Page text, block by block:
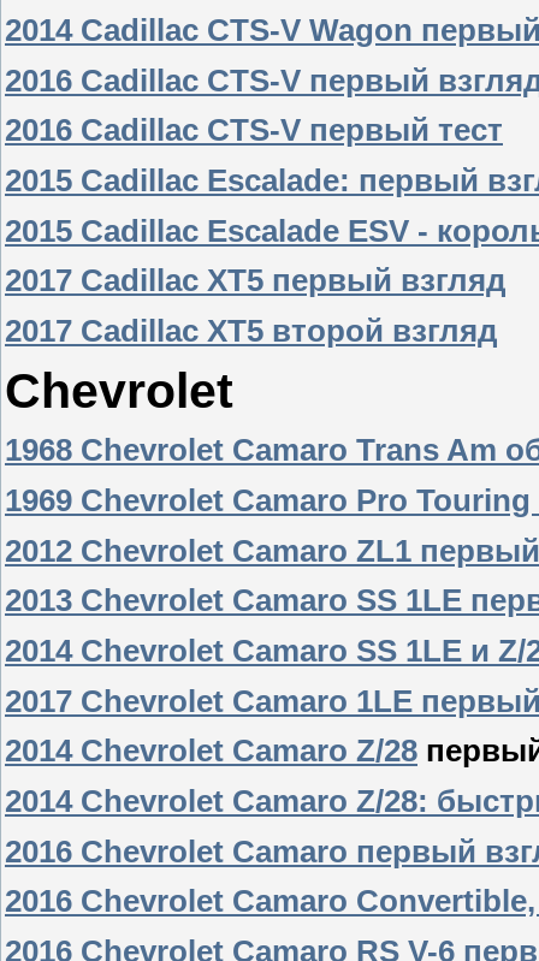
2014 Cadillac CTS-V Wagon
2016 Cadillac CTS-V первый
2016 Cadillac CTS-V первый тест
2015 Cadillac Escalade: первый
2015 Cadillac Escalade ESV -
2017 Cadillac XT5 первый взгляд
2017 Cadillac XT5 второй взгляд
Chevrolet
1968 Chevrolet Camaro Trans Am
1969 Chevrolet Camaro Pro
2012 Chevrolet Camaro ZL1
2013 Chevrolet Camaro SS 1LE
2014 Chevrolet Camaro SS 1LE и
2017 Chevrolet Camaro 1LE
2014 Chevrolet Camaro Z/28
2014 Chevrolet Camaro Z/28:
2016 Chevrolet Camaro первый
2016 Chevrolet Camaro
2016 Chevrolet Camaro RS V-6